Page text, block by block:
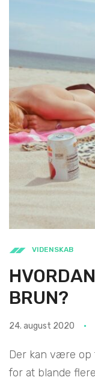
VIDENSKAB
BRUN?
24. august 2020
Der kan være op
for at blande